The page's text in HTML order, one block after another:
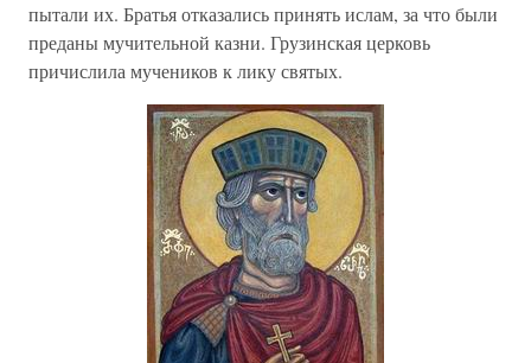
пытали их. Братья отказались принять ислам, за что были
преданы мучительной казни. Грузинская церковь
причислила мучеников к лику святых.